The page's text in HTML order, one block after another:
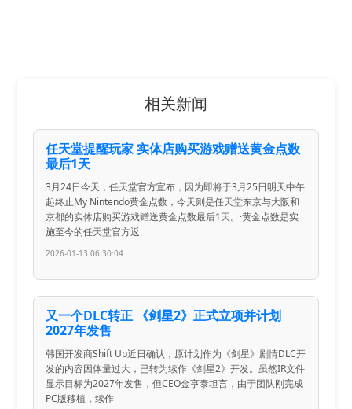
相关新闻
任天堂提醒玩家 实体店购买游戏赠送黄金点数
最后1天
3月24日今天，任天堂官方宣布，因为即将于3月25日明天中午
起终止My Nintendo黄金点数，今天则是任天堂东京与大阪和
京都的实体店购买游戏赠送黄金点数最后1天。·黄金点数是实
施至今的任天堂官方返
2026-01-13 06:30:04
又一个DLC转正 《剑星2》正式立项并计划
2027年发售
韩国开发商Shift Up近日确认，原计划作为《剑星》剧情DLC开
发的内容因体量过大，已转为续作《剑星2》开发。虽然IR文件
显示目标为2027年发售，但CEO金亨泰坦言，由于团队刚完成
PC版移植，续作